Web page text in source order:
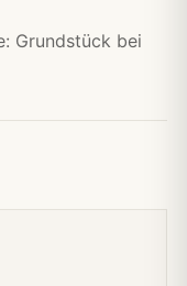
Grundstück bei